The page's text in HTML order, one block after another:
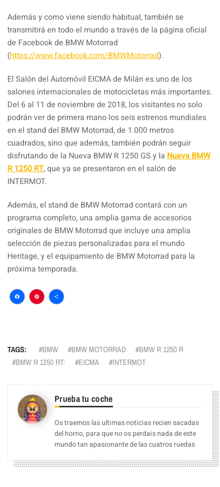
Además y como viene siendo habitual, también se
transmitirá en todo el mundo a través de la página oficial
de Facebook de BMW Motorrad
(https://www.facebook.com/BMWMotorrad).
El Salón del Automóvil EICMA de Milán es uno de los
salones internacionales de motocicletas más importantes.
Del 6 al 11 de noviembre de 2018, los visitantes no solo
podrán ver de primera mano los seis estrenos mundiales
en el stand del BMW Motorrad, de 1.000 metros
cuadrados, sino que además, también podrán seguir
disfrutando de la Nueva BMW R 1250 GS y la Nueva BMW
R 1250 RT, que ya se presentaron en el salón de
INTERMOT.
Además, el stand de BMW Motorrad contará con un
programa completo, una amplia gama de accesorios
originales de BMW Motorrad que incluye una amplia
selección de piezas personalizadas para el mundo
Heritage, y el equipamiento de BMW Motorrad para la
próxima temporada.
Facebook
Pinterest
Compartir
TAGS: BMW BMW MOTORRAD
BMW R 1250 R
BMW R 1250 RT:
EICMA INTERMOT
Prueba tu coche
Os traemos las ultimas noticias recien sacadas
del horno, para que no os perdais nada de este
mundo tan apasionante de las cuatros ruedas